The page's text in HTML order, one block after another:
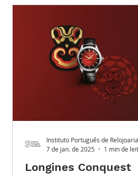
Longines Conquest
Instituto Português de Relojoaria
7 de jan. de 2025
1 min de